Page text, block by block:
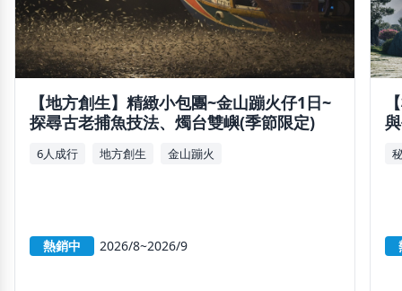
【地方創生】精緻小包團~金山蹦火仔1日~
探尋古老捕魚技法、燭台雙嶼(季節限定)
6人成行 地方創生 金山蹦火
熱銷中 2026/8~2026/9